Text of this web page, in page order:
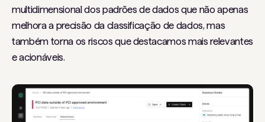
multidimensional dos padrões de dados que não apenas
melhora a precisão da classificação de dados, mas
também torna os riscos que destacamos mais relevantes
e acionáveis.